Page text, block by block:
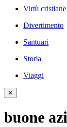
Virtù cristiane
Divertimento
Santuari
Storia
Viaggi
✕
buone